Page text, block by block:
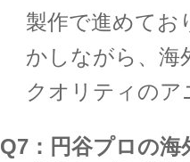
製作で進めてお
かしながら、海
クオリティのア
Q7：円谷プロの